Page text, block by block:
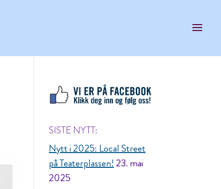
SISTE NYTT:
Nytt i 2025: Local Street
på Teaterplassen!23. mai
2025